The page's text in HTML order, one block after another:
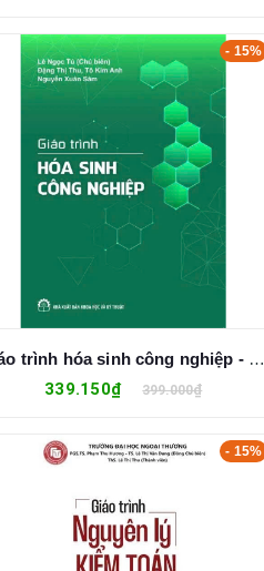
- 15%
Giáo trình hóa sinh công nghiệp - Lê Ngọc Tú
339.150₫ 399.000₫
- 15%